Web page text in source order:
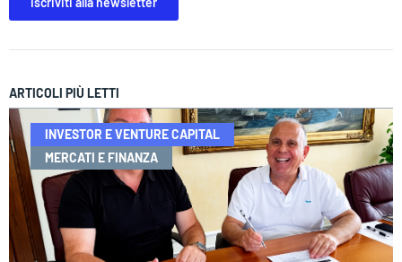
ARTICOLI PIÙ LETTI
INVESTOR E VENTURE CAPITAL
MERCATI E FINANZA